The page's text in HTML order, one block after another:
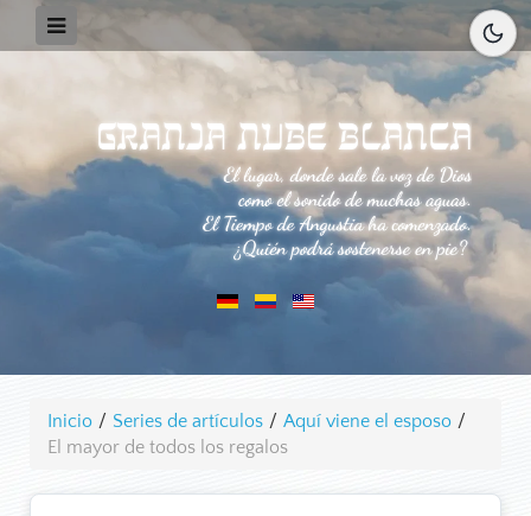
Inicio / Series de artículos / Aquí viene el esposo /
El mayor de todos los regalos